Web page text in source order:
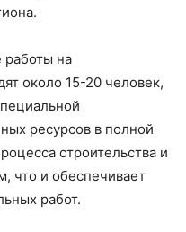
на
около 15-20 человек,
ресурсов в полной
строительства и
что и обеспечивает
работ.